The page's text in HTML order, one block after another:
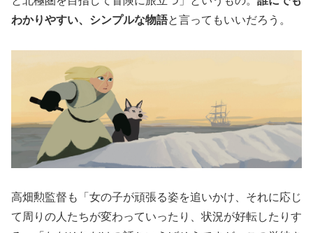
わかりやすい、シンプルな物語と言ってもいいだろう。
高畑勲監督も「女の子が頑張る姿を追いかけ、それに応じ
て周りの人たちが変わっていったり、状況が好転したりす